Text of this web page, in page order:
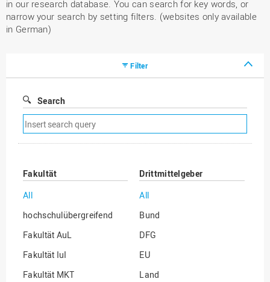
in our research database. You can search for key words, or
narrow your search by setting filters. (websites only available
in German)
Filter
Search
Remove
search
filter
Fakultät
All
hochschulübergreifend
Fakultät AuL
Fakultät IuI
Fakultät MKT
Drittmittelgeber
All
Bund
DFG
EU
Land